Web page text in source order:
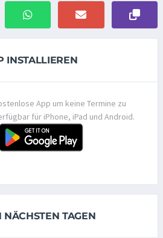
INSTALLIEREN
App um keine Termine zu
für iPhone, iPad und Android.
TAGEN